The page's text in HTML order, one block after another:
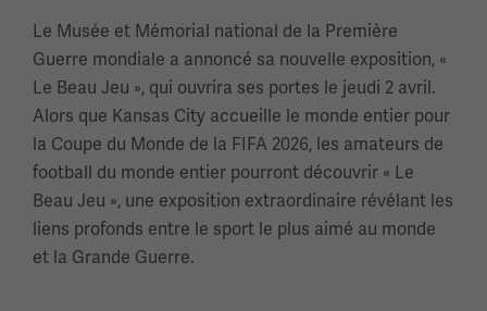
Le Musée et Mémorial national de la Première
Guerre mondiale a annoncé sa nouvelle exposition, «
Le Beau Jeu », qui ouvrira ses portes le jeudi 2 avril.
Alors que Kansas City accueille le monde entier pour
la Coupe du Monde de la FIFA 2026, les amateurs de
football du monde entier pourront découvrir « Le
Beau Jeu », une exposition extraordinaire révélant les
liens profonds entre le sport le plus aimé au monde
et la Grande Guerre.